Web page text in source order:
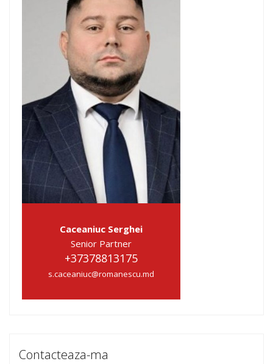
Caceaniuc Serghei
Senior Partner
+37378813175
s.caceaniuc@romanescu.md
Contacteaza-ma